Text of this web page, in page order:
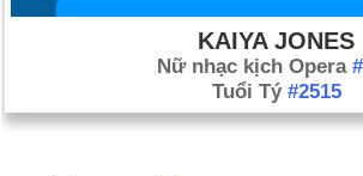
KAIYA JONES
Nữ nhạc kịch Opera
Tuổi Tý #2515